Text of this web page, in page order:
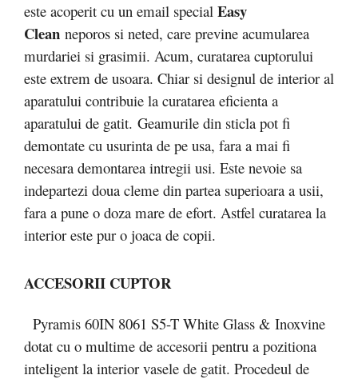
este acoperit cu un email special Easy
Clean neporos si neted, care previne acumularea
murdariei si grasimii. Acum, curatarea cuptorului
este extrem de usoara. Chiar si designul de interior al
aparatului contribuie la curatarea eficienta a
aparatului de gatit. Geamurile din sticla pot fi
demontate cu usurinta de pe usa, fara a mai fi
necesara demontarea intregii usi. Este nevoie sa
indepartezi doua cleme din partea superioara a usii,
fara a pune o doza mare de efort. Astfel curatarea la
interior este pur o joaca de copii.
ACCESORII CUPTOR
Pyramis 60IN 8061 S5-T White Glass & Inoxvine
dotat cu o multime de accesorii pentru a pozitiona
inteligent la interior vasele de gatit. Procedeul de